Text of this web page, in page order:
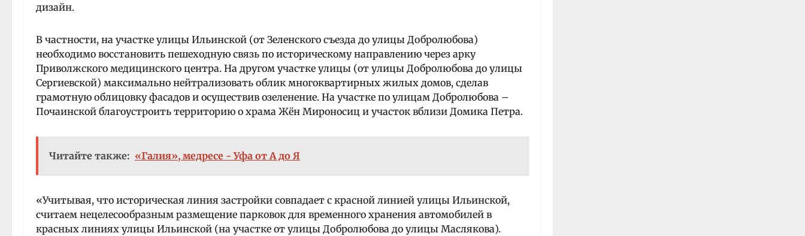
дизайн.
В частности, на участке улицы Ильинской (от Зеленского съезда до улицы Добролюбова)
необходимо восстановить пешеходную связь по историческому направлению через арку
Приволжского медицинского центра. На другом участке улицы (от улицы Добролюбова до улицы
Сергиевской) максимально нейтрализовать облик многоквартирных жилых домов, сделав
грамотную облицовку фасадов и осуществив озеленение. На участке по улицам Добролюбова –
Почаинской благоустроить территорию о храма Жён Мироносиц и участок вблизи Домика Петра.
Читайте также: «Галия», медресе - Уфа от А до Я
«Учитывая, что историческая линия застройки совпадает с красной линией улицы Ильинской,
считаем нецелесообразным размещение парковок для временного хранения автомобилей в
красных линиях улицы Ильинской (на участке от улицы Добролюбова до улицы Маслякова).